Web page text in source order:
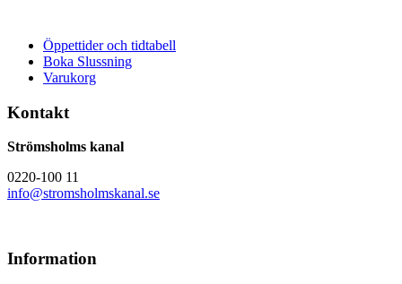
Öppettider och tidtabell
Boka Slussning
Varukorg
Kontakt
Strömsholms kanal
0220-100 11
info@stromsholmskanal.se
Information